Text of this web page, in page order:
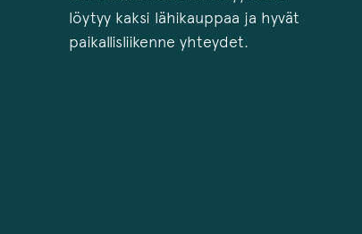
löytyy kaksi lähikauppaa ja hyvät
paikallisliikenne yhteydet.